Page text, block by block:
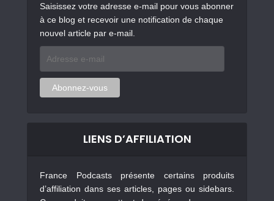
Saisissez votre adresse e-mail pour vous abonner
à ce blog et recevoir une notification de chaque
nouvel article par e-mail.
mail
Abonnez-vous
LIENS D’AFFILIATION
France Podcasts présente certains produits
d’affiliation dans ses articles, pages ou sidebars.